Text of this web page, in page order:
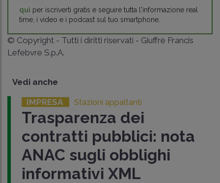
qui per iscriverti gratis e seguire tutta l'informazione real
time, i video e i podcast sul tuo smartphone.
© Copyright - Tutti i diritti riservati - Giuffrè Francis
Lefebvre S.p.A.
Vedi anche
IMPRESA Stazioni appaltanti
Trasparenza dei
contratti pubblici: nota
ANAC sugli obblighi
informativi XML